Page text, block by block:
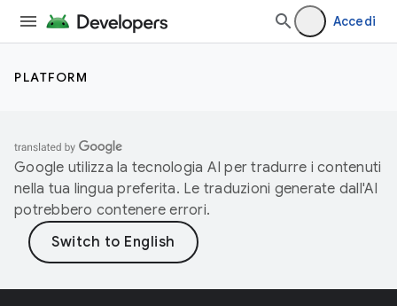
Accedi
PLATFORM
Google utilizza la tecnologia AI per tradurre i contenuti
nella tua lingua preferita. Le traduzioni generate dall'AI
potrebbero contenere errori.